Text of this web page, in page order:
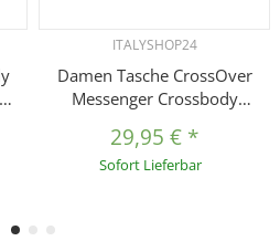
ITALYSHOP24
Damen Tasche CrossOver
Messenger Crossbody
Umhängetasche Handtasche
Shopper Tablettasche
29,95 € *
Sofort Lieferbar